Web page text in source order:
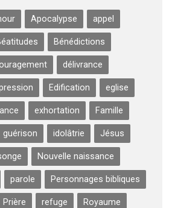
Apocalypse appel
Bénédictions
délivrance
Edification eglise
exhortation Famille
guérison idolâtrie Jésus
Nouvelle naissance
parole Personnages bibliques
Prière refuge Royaume